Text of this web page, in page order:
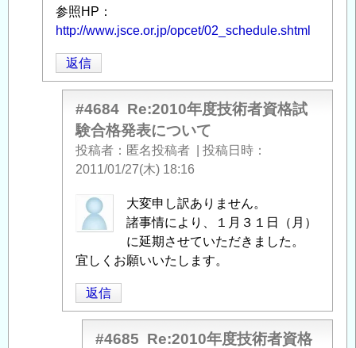
格
発
に
つ
」
る
「2010
度
技
つ
参照HP：
http://www.jsce.or.jp/opcet/02_schedule.shtml
返信
#4684 Re:2010年度技術者資格試
験合格発表について
投稿者 匿名投稿者
投稿日時
2011/01/27(木) 18:16
匿
名
稿
に
よ
大変申し訳ありません。
諸事情により、１月３１日（月）
に延期させていただきました。
宜しくお願いいたします。
返信
#4685 Re:2010年度技術者資格